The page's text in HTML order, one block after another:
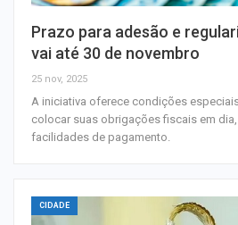
Prazo para adesão e
vai até 30 de novembro
25 nov, 2025
A iniciativa oferece condições
colocar suas obrigações fiscais em
facilidades de pagamento.
CIDADE